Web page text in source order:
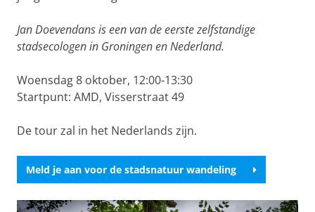
Jan Doevendans is een van de eerste zelfstandige
stadsecologen in Groningen en Nederland.
Woensdag 8 oktober, 12:00-13:30
Startpunt: AMD, Visserstraat 49
De tour zal in het Nederlands zijn.
Meld je aan voor de stadsnatuur wandeling